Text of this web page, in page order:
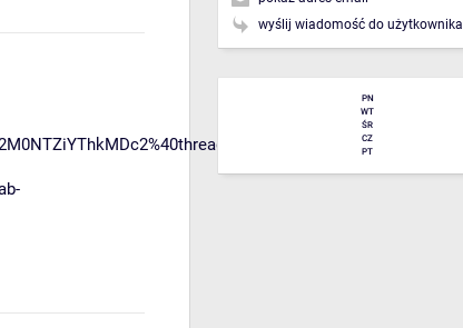
0?
wyślij wiadomość do użytkownika
PN
WT
ŚR
CZ
PT